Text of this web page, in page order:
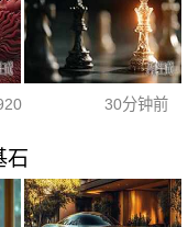
30分钟前
石